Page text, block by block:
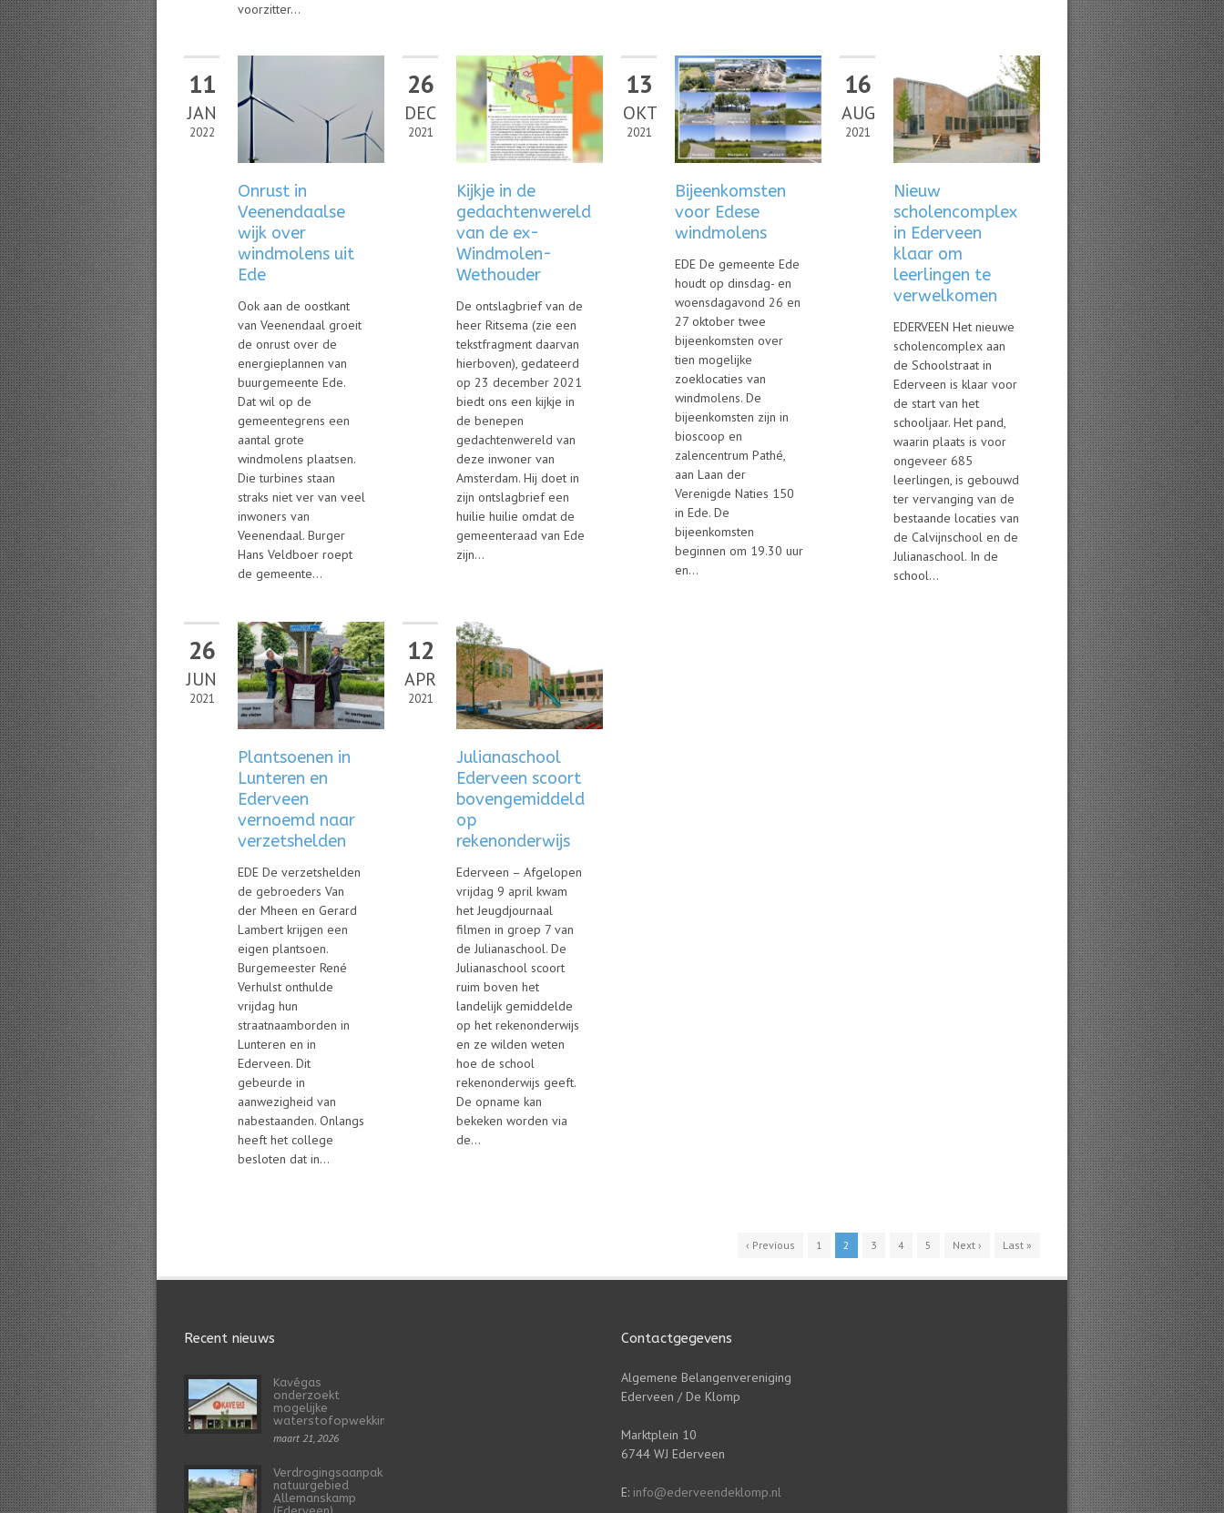
voorzitter...
11
JAN
2022
Onrust in
Veenendaalse
wijk over
windmolens uit
Ede
Ook aan de oostkant
van Veenendaal groeit
de onrust over de
energieplannen van
buurgemeente Ede.
Dat wil op de
gemeentegrens een
aantal grote
windmolens plaatsen.
Die turbines staan
straks niet ver van veel
inwoners van
Veenendaal. Burger
Hans Veldboer roept
de gemeente...
26
DEC
2021
Kijkje in de
gedachtenwereld
van de ex-
Windmolen-
Wethouder
De ontslagbrief van de
heer Ritsema (zie een
tekstfragment daarvan
hierboven), gedateerd
op 23 december 2021
biedt ons een kijkje in
de benepen
gedachtenwereld van
deze inwoner van
Amsterdam. Hij doet in
zijn ontslagbrief een
huilie huilie omdat de
gemeenteraad van Ede
zijn...
13
OKT
2021
Bijeenkomsten
voor Edese
windmolens
EDE De gemeente Ede
houdt op dinsdag- en
woensdagavond 26 en
27 oktober twee
bijeenkomsten over
tien mogelijke
zoeklocaties van
windmolens. De
bijeenkomsten zijn in
bioscoop en
zalencentrum Pathé,
aan Laan der
Verenigde Naties 150
in Ede. De
bijeenkomsten
beginnen om 19.30 uur
en...
16
AUG
2021
Nieuw
scholencomplex
in Ederveen
klaar om
leerlingen te
verwelkomen
EDERVEEN Het nieuwe
scholencomplex aan
de Schoolstraat in
Ederveen is klaar voor
de start van het
schooljaar. Het pand,
waarin plaats is voor
ongeveer 685
leerlingen, is gebouwd
ter vervanging van de
bestaande locaties van
de Calvijnschool en de
Julianaschool. In de
school...
26
JUN
2021
Plantsoenen in
Lunteren en
Ederveen
vernoemd naar
verzetshelden
EDE De verzetshelden
de gebroeders Van
der Mheen en Gerard
Lambert krijgen een
eigen plantsoen.
Burgemeester René
Verhulst onthulde
vrijdag hun
straatnaamborden in
Lunteren en in
Ederveen. Dit
gebeurde in
aanwezigheid van
nabestaanden. Onlangs
heeft het college
besloten dat in...
12
APR
2021
Julianaschool
Ederveen scoort
bovengemiddeld
op
rekenonderwijs
Ederveen – Afgelopen
vrijdag 9 april kwam
het Jeugdjournaal
filmen in groep 7 van
de Julianaschool. De
Julianaschool scoort
ruim boven het
landelijk gemiddelde
op het rekenonderwijs
en ze wilden weten
hoe de school
rekenonderwijs geeft.
De opname kan
bekeken worden via
de...
‹ Previous 1 2 3 4 5 Next › Last »
Recent nieuws
Kavégas
onderzoekt
mogelijke
waterstofopwekking
maart 21, 2026
Verdrogingsaanpak
natuurgebied
Allemanskamp
Contactgegevens
Algemene Belangenvereniging
Ederveen / De Klomp
Marktplein 10
6744 WJ Ederveen
E: info@ederveendeklomp.nl